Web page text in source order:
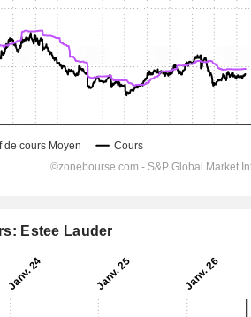
Estee Lauder